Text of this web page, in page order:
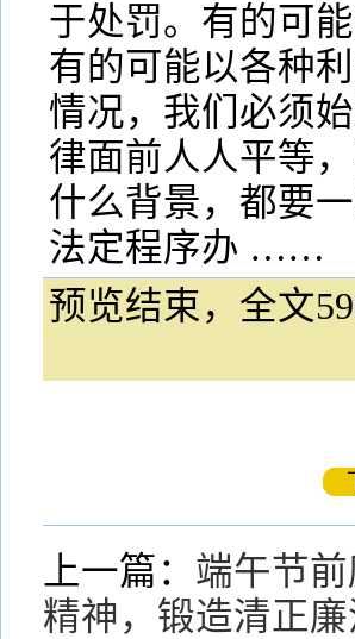
于处罚。有的可
有的可能以各种
情况，我们必须
律面前人人平等
什么背景，都要
法定程序办 ……
预览结束，全文
上一篇： 端午节
精神，锻造清正